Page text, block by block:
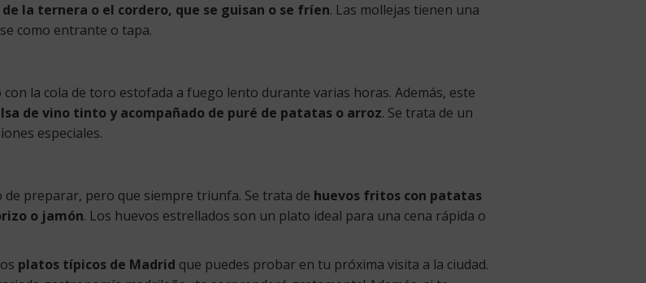
la ternera o el cordero, que se guisan o se fríen. Las mollejas tienen una
como entrante o tapa.
la cola de toro estofada a fuego lento durante varias horas. Además, este
de vino tinto y acompañado de puré de patatas o arroz. Se trata de un
especiales.
preparar, pero que siempre triunfa. Se trata de huevos fritos con patatas
o jamón. Los huevos estrellados son un plato ideal para una cena rápida o
platos típicos de Madrid que puedes probar en tu próxima visita a la ciudad.